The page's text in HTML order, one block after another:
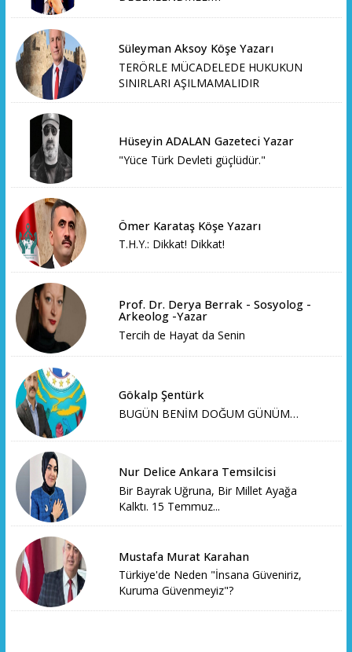
Süleyman Aksoy Köşe Yazarı
TERÖRLE MÜCADELEDE HUKUKUN
SINIRLARI AŞILMAMALIDIR
Hüseyin ADALAN Gazeteci Yazar
"Yüce Türk Devleti güçlüdür."
Ömer Karataş Köşe Yazarı
T.H.Y.: Dikkat! Dikkat!
Prof. Dr. Derya Berrak - Sosyolog -
Arkeolog -Yazar
Tercih de Hayat da Senin
Gökalp Şentürk
BUGÜN BENİM DOĞUM GÜNÜM…
Nur Delice Ankara Temsilcisi
Bir Bayrak Uğruna, Bir Millet Ayağa
Kalktı. 15 Temmuz...
Mustafa Murat Karahan
Türkiye'de Neden "İnsana Güveniriz,
Kuruma Güvenmeyiz"?